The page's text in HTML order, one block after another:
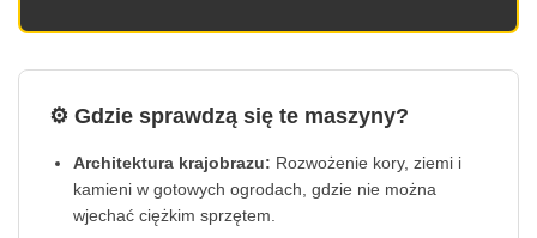
⚙️ Gdzie sprawdzą się te maszyny?
Architektura krajobrazu: Rozwożenie kory, ziemi i
kamieni w gotowych ogrodach, gdzie nie można
wjechać ciężkim sprzętem.